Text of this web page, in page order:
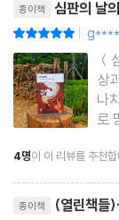
『심판의 날의 거
중적으로나 비평
기 불가사의하게
그와 관련된 연쇄
고 있다. 서스펜
하게 이야기를 이
종이책 심판의 날
|
＜
상
나
로
하
소
4명이 이 리뷰를 추천합
종이책 (열린책들